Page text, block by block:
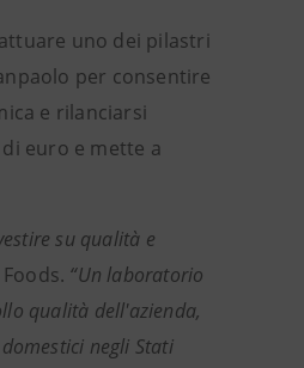
uno dei pilastri
per consentire
e rilanciarsi
euro e mette a
su qualità e
“Un laboratorio
qualità dell'azienda,
negli Stati